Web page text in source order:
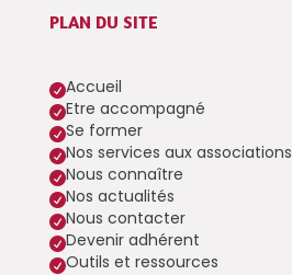
PLAN DU SITE
Accueil
Etre accompagné
Se former
Nos services aux associations
Nous connaître
Nos actualités
Nous contacter
Devenir adhérent
Outils et ressources